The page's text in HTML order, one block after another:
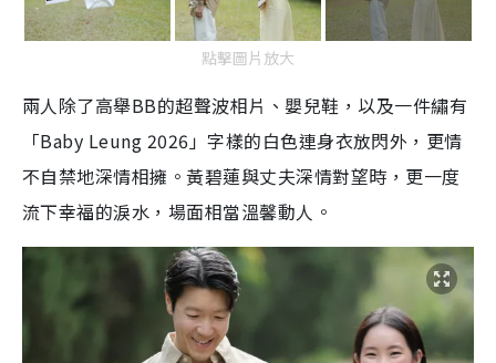
點擊圖片放大
兩人除了高舉BB的超聲波相片、嬰兒鞋，以及一件繡有
「Baby Leung 2026」字樣的白色連身衣放閃外，更情
不自禁地深情相擁。黃碧蓮與丈夫深情對望時，更一度
流下幸福的淚水，場面相當溫馨動人。